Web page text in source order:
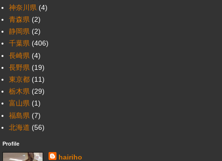
神奈川県 (4)
青森県 (2)
静岡県 (2)
千葉県 (406)
長崎県 (4)
長野県 (19)
東京都 (11)
栃木県 (29)
富山県 (1)
福島県 (7)
北海道 (56)
Profile
hairiho